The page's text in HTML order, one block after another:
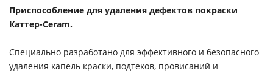
Приспособление для удаления дефектов покраски
Каттер-Ceram.
Специально разработано для эффективного и безопасного
удаления капель краски, подтеков, провисаний и